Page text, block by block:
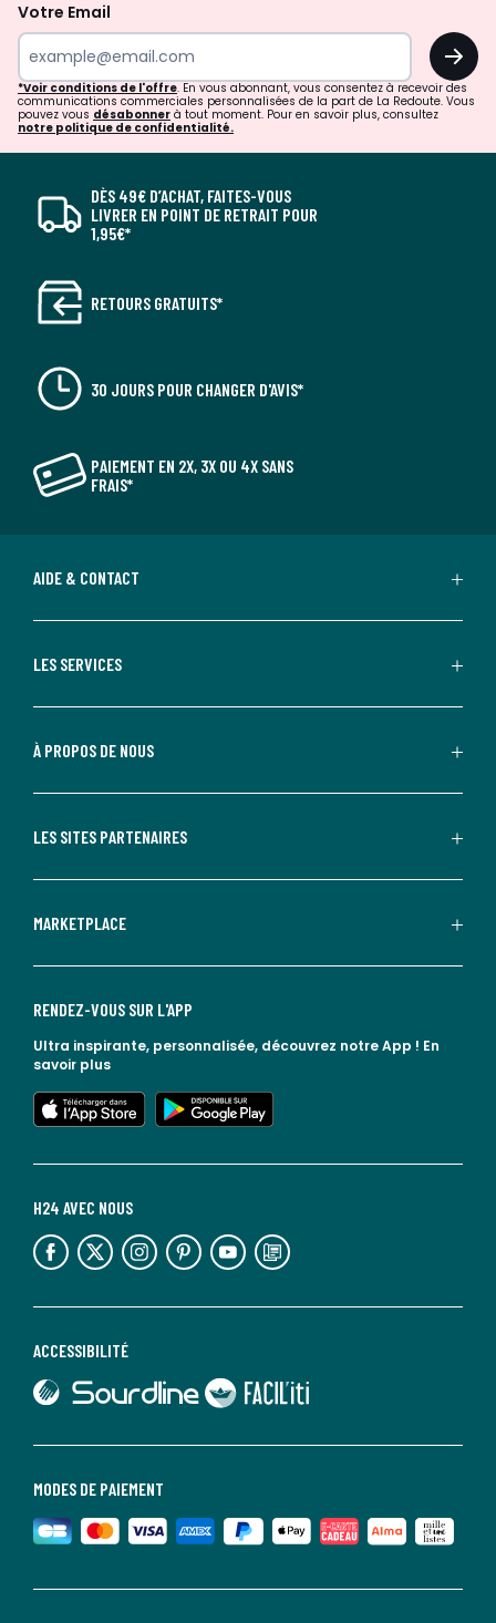
Votre Email
OK
*Voir conditions de l'offre. En vous abonnant, vous consentez à recevoir des
communications commerciales personnalisées de la part de La Redoute. Vous
pouvez vous désabonner à tout moment. Pour en savoir plus, consultez
notre politique de confidentialité.
DÈS 49€ D’ACHAT, FAITES-VOUS
LIVRER EN POINT DE RETRAIT POUR
1,95€*
RETOURS GRATUITS*
30 JOURS POUR CHANGER D'AVIS*
PAIEMENT EN 2X, 3X OU 4X SANS
FRAIS*
AIDE & CONTACT
LES SERVICES
À PROPOS DE NOUS
LES SITES PARTENAIRES
MARKETPLACE
MODES DE PAIEMENT
ACCESSIBILITÉ
lien vers Sourdline
lien vers Faciliti
H24 AVEC NOUS
lien vers l'espace réseaux sociaux lien vers l'espace réseaux sociaux lien vers l'espace réseaux sociaux lien vers l'espace réseaux sociaux lien vers l'espace réseaux sociaux lien vers le blog la redoute
RENDEZ-VOUS SUR L'APP
Ultra inspirante, personnalisée, découvrez notre App ! En
savoir plus
lien vers l'app store
lien vers google play